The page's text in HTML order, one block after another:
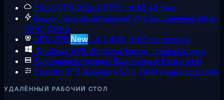
Cloud VPS Общий EPYC, от $2,48/мес
Высокопроизводительный VPS Выделенные ядра
EPYC, DDR5
GPU VPS New L4, L40S, H100 по запросу
Windows VPS Windows Server, полный админ
Выделенные серверыВыделенный bare metal
Custom VPS Выберите CPU, RAM и диск под себя
УДАЛЁННЫЙ РАБОЧИЙ СТОЛ